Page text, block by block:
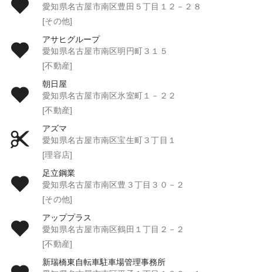
愛知県名古屋市南区豊田５丁目１２－２８
[その他]
アサヒグループ
愛知県名古屋市南区明円町３１５
[不動産]
朝日屋
愛知県名古屋市南区氷室町１－２２
[不動産]
アズマ
愛知県名古屋市南区宝生町３丁目１
[理容店]
足立鋼業
愛知県名古屋市南区豊３丁目３０－２
[その他]
アッププラス
愛知県名古屋市南区鶴田１丁目２－２
[不動産]
新瑞橋東自転車駐車場管理事務所